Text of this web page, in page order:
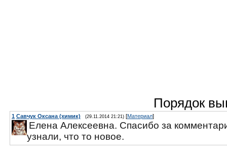
Порядок
1 Савчук Оксана (химик) (29.11.2014 21:21) [Материал]
Елена Алексеевна. Спасибо за
узнали, что то новое.